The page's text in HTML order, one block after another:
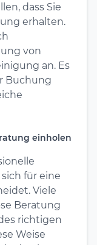
dass Sie
erhalten.
von
an. Es
Buchung
einholen
für eine
Viele
Beratung
richtigen
Weise